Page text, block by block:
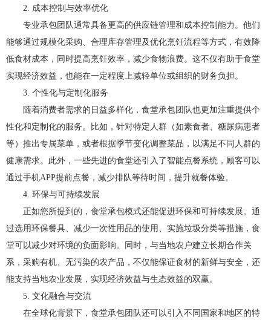
2. 成本控制与效率优化
专业承包团队通常具备更高的供应链管理和成本控制能力。他们
能够通过规模化采购、合理库存管理及优化烹饪流程等方式，有效降
低食材成本，同时提高烹饪效率，减少食物浪费。这不仅有助于食堂
实现经济效益，也能在一定程度上减轻单位或组织的财务负担。
3. 个性化与定制化服务
随着消费者需求的日益多样化，食堂承包团队也更加注重提供个
性化和定制化的服务。比如，针对特定人群（如素食者、糖尿病患者
等）推出专属菜单，或者根据季节变化调整菜品，以满足不同人群的
健康需求。此外，一些先进的食堂还引入了智能点餐系统，顾客可以
通过手机APP提前点餐，减少排队等待时间，提升就餐体验。
4. 环保与可持续发展
正如您所提到的，食堂承包模式还能促进环保和可持续发展。通
过选用环保餐具、减少一次性用品的使用、实施垃圾分类等措施，食
堂可以减少对环境的负面影响。同时，与当地农户建立长期合作关
系，采购有机、无污染的农产品，不仅能保证食材的新鲜与安全，还
能支持当地农业发展，实现经济效益与生态效益的双赢。
5. 文化融合与交流
在全球化背景下，食堂承包团队还可以引入不同国家和地区的特